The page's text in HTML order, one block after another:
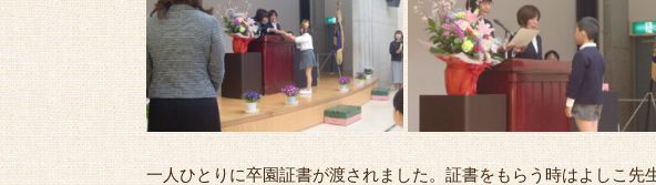
一人ひとりに卒園証書が渡されました。証書をもらう時はよしこ先